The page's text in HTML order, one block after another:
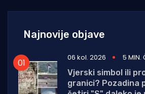
Najnovije objave
06 kol. 2026
5 MIN.
Vjerski simbol ili
granici? Pozadina